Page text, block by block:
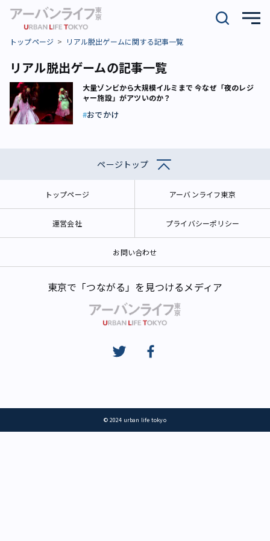
トップページ リアル脱出ゲームに関する記事一覧
リアル脱出ゲームの記事一覧
大量ゾンビから大規模イルミまで 今なぜ「夜のレジ
ャー施設」がアツいのか？
おでかけ
ページトップ
トップページ アーバンライフ東京
運営会社 プライバシーポリシー
お問い合わせ
東京で「つながる」を見つけるメディア
© 2024 urban life tokyo